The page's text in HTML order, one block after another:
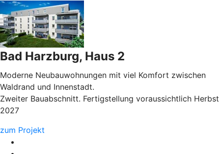
Bad Harzburg, Haus 2
Moderne Neubauwohnungen mit viel Komfort zwischen
Waldrand und Innenstadt.
Zweiter Bauabschnitt. Fertigstellung voraussichtlich Herbst
2027
zum Projekt